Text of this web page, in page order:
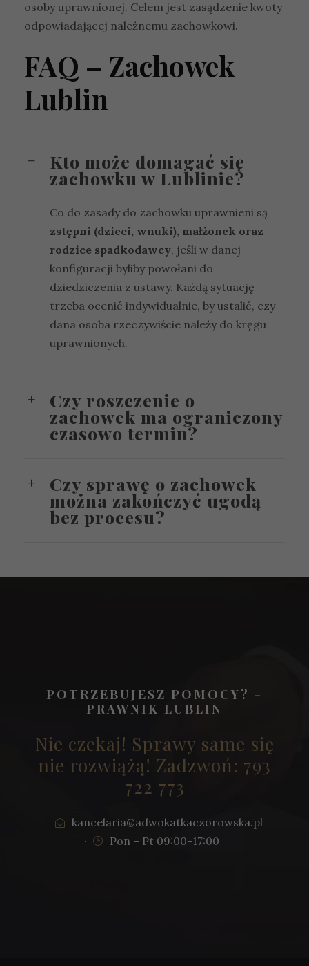
osoby uprawnionej. Celem jest zasądzenie kwoty
odpowiadającej należnemu zachowkowi.
FAQ – Zachowek
Lublin
Kto może domagać się
zachowku w Lublinie?
Co do zasady do zachowku uprawnieni są
zstępni (dzieci, wnuki), małżonek oraz
rodzice spadkodawcy, jeśli w danej
konfiguracji byliby powołani do
dziedziczenia z ustawy. Każdą sytuację
trzeba ocenić indywidualnie, by ustalić, czy
dana osoba rzeczywiście należy do kręgu
uprawnionych.
Czy roszczenie o
zachowek ma ograniczony
czasowo termin?
Czy sprawę o zachowek
można zakończyć ugodą
bez procesu?
POTRZEBUJESZ POMOCY? -
PRAWNIK LUBLIN
Nie czekaj! Sprawy same się
nie rozwiążą! Zadzwoń: 793
722 773
kancelaria@adwokatkaczorowska.pl
·
Pon – Pt 09:00-17:00